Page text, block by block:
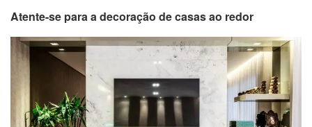
Atente-se para a decoração de casas ao redor